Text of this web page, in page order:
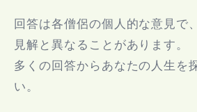
回答は各僧侶の個人的な意見で
見解と異なることがあります。
多くの回答からあなたの人生を
い。